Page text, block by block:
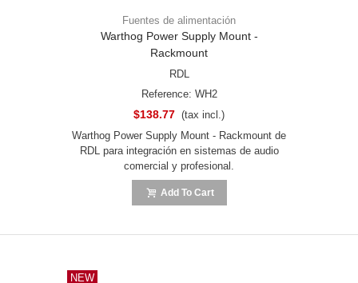
Fuentes de alimentación
Warthog Power Supply Mount -
Rackmount
RDL
Reference: WH2
$138.77 (tax incl.)
Warthog Power Supply Mount - Rackmount de
RDL para integración en sistemas de audio
comercial y profesional.
Add To Cart
NEW